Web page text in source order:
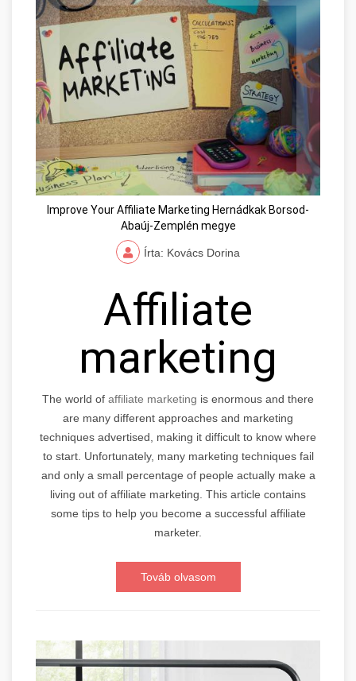
Improve Your Affiliate Marketing Hernádkak Borsod-
Abaúj-Zemplén megye
Írta: Kovács Dorina
Affiliate
marketing
The world of affiliate marketing is enormous and there
are many different approaches and marketing
techniques advertised, making it difficult to know where
to start. Unfortunately, many marketing techniques fail
and only a small percentage of people actually make a
living out of affiliate marketing. This article contains
some tips to help you become a successful affiliate
marketer.
Továb olvasom